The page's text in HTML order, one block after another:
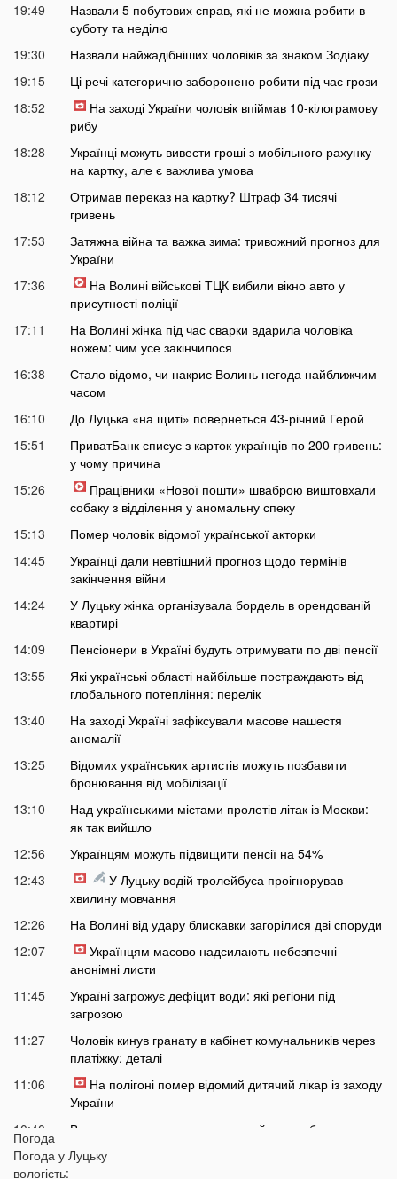
19:49
Назвали 5 побутових справ, які не можна робити в
суботу та неділю
19:30
Назвали найжадібніших чоловіків за знаком Зодіаку
19:15
Ці речі категорично заборонено робити під час грози
18:52
На заході України чоловік впіймав 10-кілограмову
рибу
18:28
Українці можуть вивести гроші з мобільного рахунку
на картку, але є важлива умова
18:12
Отримав переказ на картку? Штраф 34 тисячі
гривень
17:53
Затяжна війна та важка зима: тривожний прогноз для
України
17:36
На Волині військові ТЦК вибили вікно авто у
присутності поліції
17:11
На Волині жінка під час сварки вдарила чоловіка
ножем: чим усе закінчилося
16:38
Стало відомо, чи накриє Волинь негода найближчим
часом
16:10
До Луцька «на щиті» повернеться 43-річний Герой
15:51
ПриватБанк списує з карток українців по 200 гривень:
у чому причина
15:26
Працівники «Нової пошти» шваброю виштовхали
собаку з відділення у аномальну спеку
15:13
Помер чоловік відомої української акторки
14:45
Українці дали невтішний прогноз щодо термінів
закінчення війни
14:24
У Луцьку жінка організувала бордель в орендованій
квартирі
14:09
Пенсіонери в Україні будуть отримувати по дві пенсії
13:55
Які українські області найбільше постраждають від
глобального потепління: перелік
13:40
На заході Україні зафіксували масове нашестя
аномалії
13:25
Відомих українських артистів можуть позбавити
бронювання від мобілізації
13:10
Над українськими містами пролетів літак із Москви:
як так вийшло
12:56
Українцям можуть підвищити пенсії на 54%
12:43
У Луцьку водій тролейбуса проігнорував
хвилину мовчання
12:26
На Волині від удару блискавки загорілися дві споруди
12:07
Українцям масово надсилають небезпечні
анонімні листи
11:45
Україні загрожує дефіцит води: які регіони під
загрозою
11:27
Чоловік кинув гранату в кабінет комунальників через
платіжку: деталі
11:06
На полігоні помер відомий дитячий лікар із заходу
України
10:40
Волинян попереджають про серйозну небезпеку на
10:15
Погода
Погода у Луцьку
вологість: